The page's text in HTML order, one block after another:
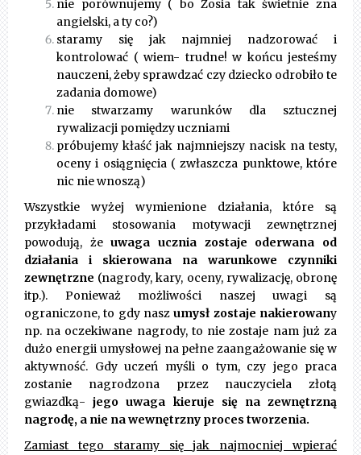
nie porównujemy ( bo Zosia tak świetnie zna
angielski, a ty co?)
staramy się jak najmniej nadzorować i
kontrolować ( wiem- trudne! w końcu jesteśmy
nauczeni, żeby sprawdzać czy dziecko odrobiło te
zadania domowe)
nie stwarzamy warunków dla sztucznej
rywalizacji pomiędzy uczniami
próbujemy kłaść jak najmniejszy nacisk na testy,
oceny i osiągnięcia ( zwłaszcza punktowe, które
nic nie wnoszą)
Wszystkie wyżej wymienione działania, które są
przykładami stosowania motywacji zewnętrznej
powodują, żeuwaga ucznia zostaje oderwana od
działania i skierowana na warunkowe czynniki
zewnętrzne (nagrody, kary, oceny, rywalizację, obronę
itp.). Ponieważ możliwości naszej uwagi są
ograniczone, to gdy nasz umysł zostaje nakierowany
np. na oczekiwane nagrody, to nie zostaje nam już za
dużo energii umysłowej na pełne zaangażowanie się w
aktywność. Gdy uczeń myśli o tym, czy jego praca
zostanie nagrodzona przez nauczyciela złotą
gwiazdką-jego uwaga kieruje się na zewnętrzną
nagrodę, a nie na wewnętrzny proces tworzenia.
Zamiast tego staramy się jak najmocniej wpierać